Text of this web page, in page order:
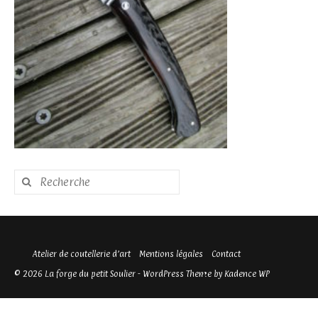
Rechercher
:
Atelier de coutellerie d’art Mentions légales
Contact
© 2026 La forge du petit Soulier - WordPress Theme by Kadence WP